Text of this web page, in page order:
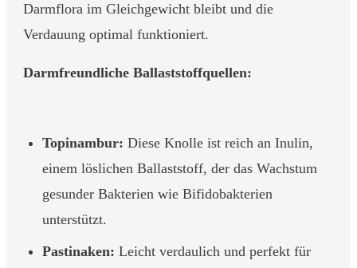
Darmflora im Gleichgewicht bleibt und die
Verdauung optimal funktioniert.
Darmfreundliche Ballaststoffquellen:
Topinambur: Diese Knolle ist reich an Inulin,
einem löslichen Ballaststoff, der das Wachstum
gesunder Bakterien wie Bifidobakterien
unterstützt.
Pastinaken: Leicht verdaulich und perfekt für